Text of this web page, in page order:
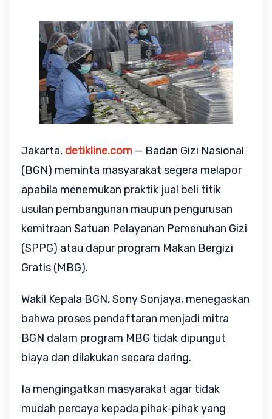
Jakarta, detikline.com — Badan Gizi Nasional
(BGN) meminta masyarakat segera melapor
apabila menemukan praktik jual beli titik
usulan pembangunan maupun pengurusan
kemitraan Satuan Pelayanan Pemenuhan Gizi
(SPPG) atau dapur program Makan Bergizi
Gratis (MBG).
Wakil Kepala BGN, Sony Sonjaya, menegaskan
bahwa proses pendaftaran menjadi mitra
BGN dalam program MBG tidak dipungut
biaya dan dilakukan secara daring.
Ia mengingatkan masyarakat agar tidak
mudah percaya kepada pihak-pihak yang